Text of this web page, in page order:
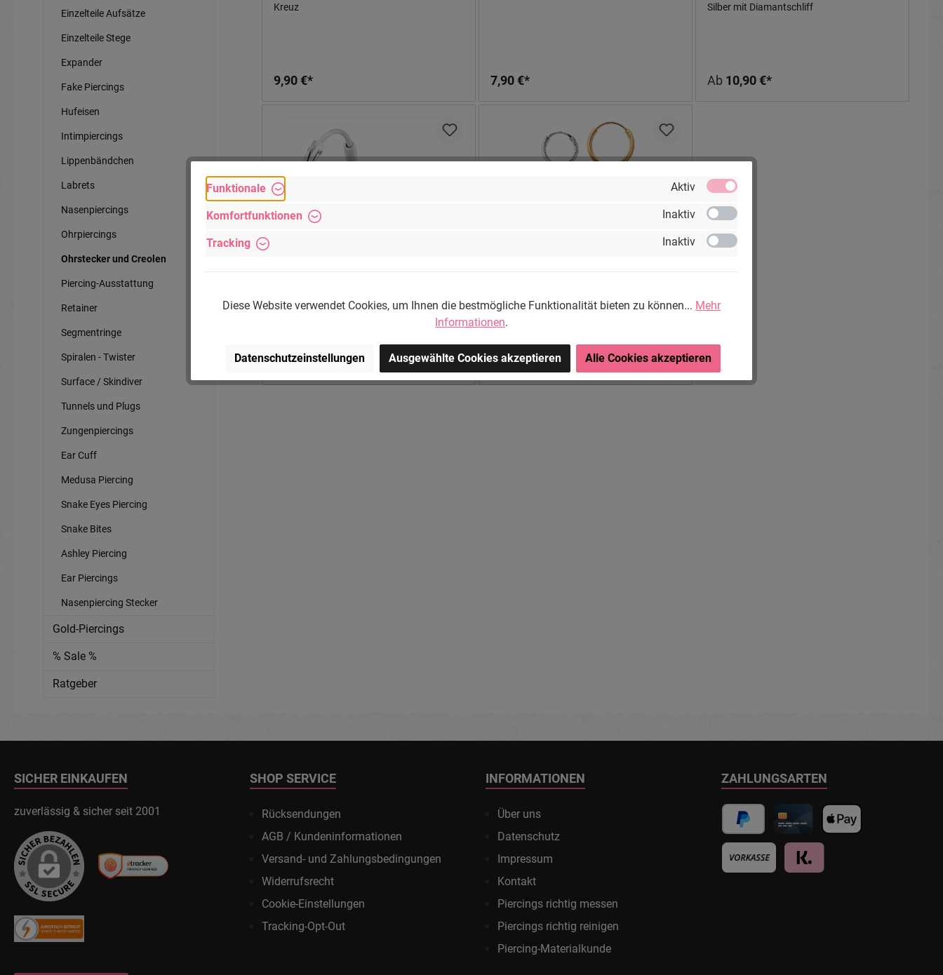
Einzelteile Aufsätze
Einzelteile Stege
Expander
Fake Piercings
Hufeisen
Intimpiercings
Lippenbändchen
Labrets
Nasenpiercings
Ohrpiercings
Ohrstecker und Creolen
Piercing-Ausstattung
Retainer
Segmentringe
Spiralen - Twister
Surface / Skindiver
Tunnels und Plugs
Zungenpiercings
Ear Cuff
Medusa Piercing
Snake Eyes Piercing
Snake Bites
Ashley Piercing
Ear Piercings
Nasenpiercing Stecker
Gold-Piercings
% Sale %
Ratgeber
Kreuz
9,90 €* 7,90 €*
Silber mit Diamantschliff
Ab 10,90 €*
Ab10,90 €*
Durchmesser
Ab8,90 €*
SICHER EINKAUFEN
zuverlässig & sicher seit 2001
SHOP SERVICE
Rücksendungen
AGB / Kundeninformationen
Versand- und Zahlungsbedingungen
Widerrufsrecht
Cookie-Einstellungen
Tracking-Opt-Out
INFORMATIONEN
Über uns
Datenschutz
Impressum
Kontakt
Piercings richtig messen
Piercings richtig reinigen
Piercing-Materialkunde
ZAHLUNGSARTEN
Funktionale Aktiv
Komfortfunktionen Inaktiv
Tracking Inaktiv
Diese Website verwendet Cookies, um Ihnen die bestmögliche Funktionalität bieten zu können... Mehr
Informationen.
Datenschutzeinstellungen Ausgewählte Cookies akzeptieren Alle Cookies akzeptieren